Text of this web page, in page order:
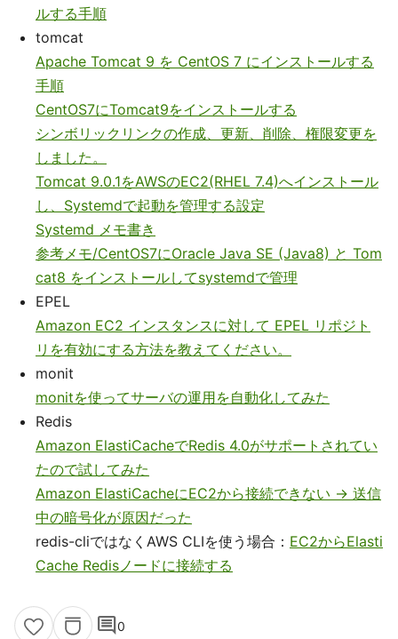
ルする手順
tomcat
Apache Tomcat 9 を CentOS 7 にインストールする
手順
CentOS7にTomcat9をインストールする
シンボリックリンクの作成、更新、削除、権限変更を
しました。
Tomcat 9.0.1をAWSのEC2(RHEL 7.4)へインストール
し、Systemdで起動を管理する設定
Systemd メモ書き
参考メモ/CentOS7にOracle Java SE (Java8) と Tom
cat8 をインストールしてsystemdで管理
EPEL
Amazon EC2 インスタンスに対して EPEL リポジト
リを有効にする方法を教えてください。
monit
monitを使ってサーバの運用を自動化してみた
Redis
Amazon ElastiCacheでRedis 4.0がサポートされてい
たので試してみた
Amazon ElastiCacheにEC2から接続できない → 送信
中の暗号化が原因だった
redis-cliではなくAWS CLIを使う場合： EC2からElasti
Cache Redisノードに接続する
comment0